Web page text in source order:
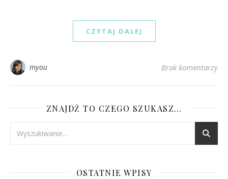
CZYTAJ DALEJ
myou Brak komentarzy
ZNAJDŹ TO CZEGO SZUKASZ…
OSTATNIE WPISY